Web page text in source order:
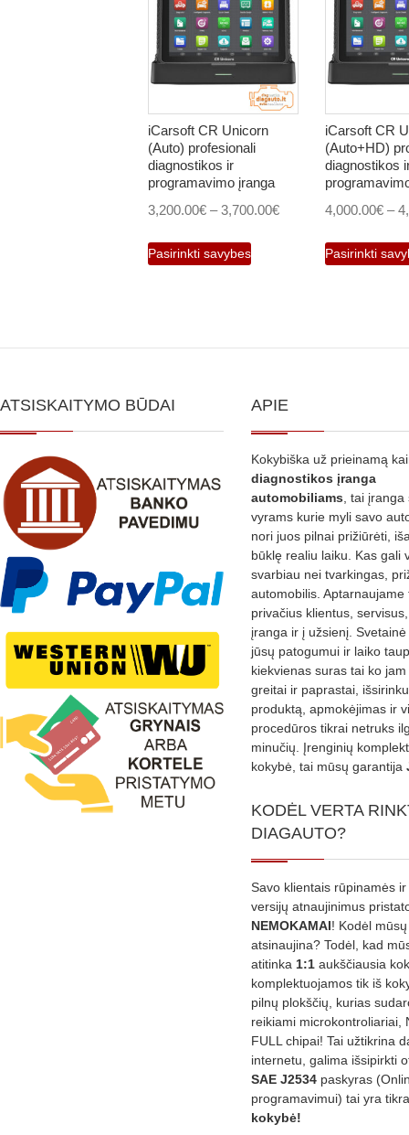
iCarsoft CR Unicorn
(Auto) profesionali
diagnostikos ir
programavimo įranga
3,200.00€ – 3,700.00€Price
3,200.00€
Pasirinkti savybes
This
product
may
be
chosen
on
the
product
page
iCarsoft CR
(Auto+HD)
diagnostikos
4,000.00€ –
Pasirinkti
ATSISKAITYMO BŪDAI APIE
Kokybiška už prieinamą
diagnostikos įranga
automobiliams , tai
vyrams kurie myli savo
nori juos pilnai prižiūrėti,
būklę realiu laiku. Kas gali
svarbiau nei tvarkingas,
automobilis. Aptarnaujame
privačius klientus,
įranga ir į užsienį.
jūsų patogumui ir laiko
kiekvienas suras tai ko
greitai ir paprastai,
produktą, apmokėjimas ir
procedūros tikrai netruks
minučių. Įrenginių
kokybė, tai mūsų garantija
KODĖL VERTA
DIAGAUTO?
Savo klientais rūpinamės
versijų atnaujinimus
NEMOKAMAI! Kodėl
atsinaujina? Todėl, kad
atitinka 1:1 aukščiausia
komplektuojamos tik iš
pilnų plokščių, kurias
reikiami microkontroliariai,
FULL chipai! Tai užtikrina
internetu, galima išsipirkti
SAE J2534 paskyras
programavimui) tai yra
kokybė!